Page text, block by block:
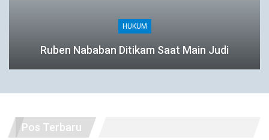
HUKUM
Ruben Nababan Ditikam Saat Main Judi
Pos Terbaru